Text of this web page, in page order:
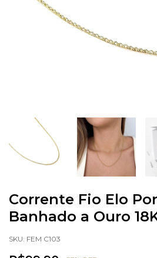
Corrente Fio Elo
Banhado a Ouro
SKU: FEM C103